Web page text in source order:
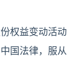
权益变动活动
国法律，服从